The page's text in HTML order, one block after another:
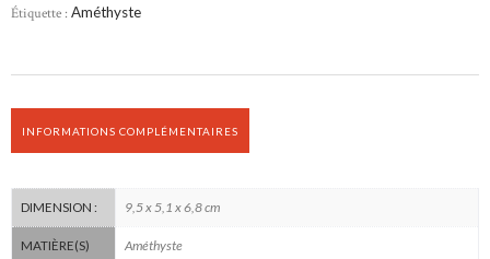
Étiquette : Améthyste
INFORMATIONS COMPLÉMENTAIRES
DIMENSION : 9,5 x 5,1 x 6,8 cm
MATIÈRE(S) Améthyste